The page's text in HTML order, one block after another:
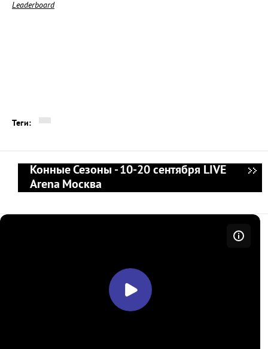
Leaderboard
Теги:
Конные Сезоны - 10-20 сентября LIVE
Arena Москва